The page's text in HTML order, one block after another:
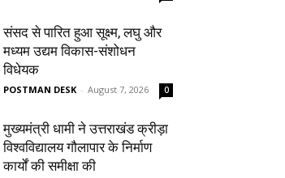
संसद से पारित हुआ सूक्ष्म, लघु और
मध्यम उद्यम विकास-संशोधन
विधेयक
POSTMAN DESK - August 7, 2026 0
मुख्यमंत्री धामी ने उत्तराखंड क्रीड़ा
विश्वविद्यालय गौलापार के निर्माण
कार्यों की समीक्षा की